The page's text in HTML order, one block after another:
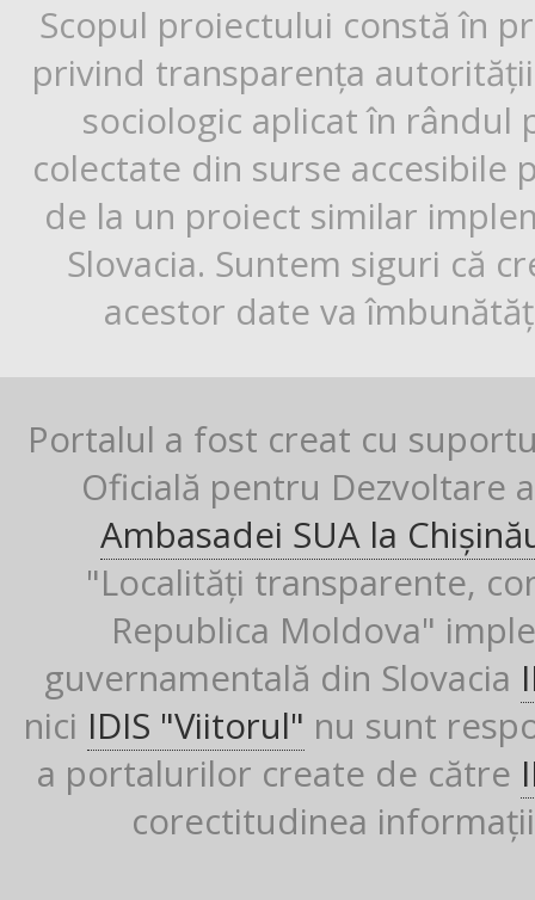
Scopul proiectului constă în
privind transparența
sociologic aplicat în rândul
colectate din surse
de la un proiect similar
Slovacia. Suntem siguri că
acestor date va
Portalul a fost creat cu
Oficială pentru Dezvoltare
Ambasadei SUA la
"Localități transparente,
Republica Moldova"
guvernamentală din Slovacia
nici IDIS "Viitorul" nu sunt
a portalurilor create de către
corectitudinea